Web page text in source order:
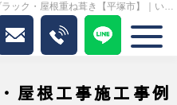
施工事例スーパーガルテクト・シェイドブラック・屋根重ね葺き【平塚市】｜いらか
屋根工事施工事例